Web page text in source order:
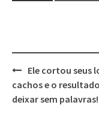
Post
navigation
Ele cortou seus
cachos e o
deixar sem palavras!